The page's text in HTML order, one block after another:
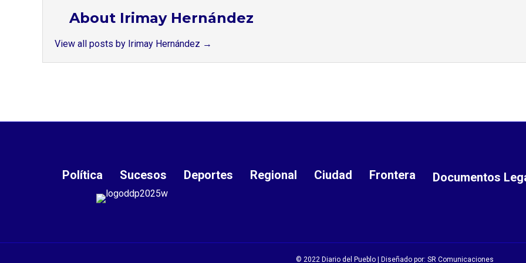
About Irimay Hernández
View all posts by Irimay Hernández →
Política Sucesos Deportes Regional Ciudad Frontera Documentos
© 2022 Diario del Pueblo | Diseñado por: SR Comunicaciones